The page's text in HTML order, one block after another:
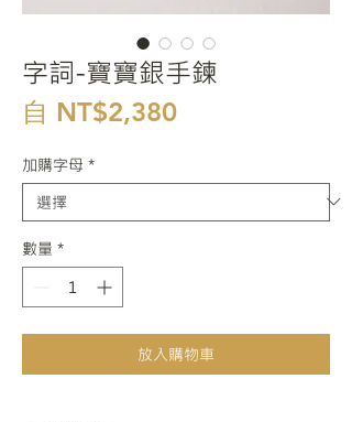
字詞-寶寶銀手鍊
自 NT$2,380促銷價格
加購字母 *
數量 *
放入購物車